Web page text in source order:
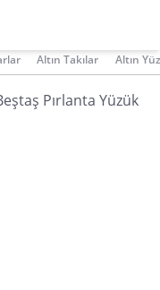
Altın Takılar Altın